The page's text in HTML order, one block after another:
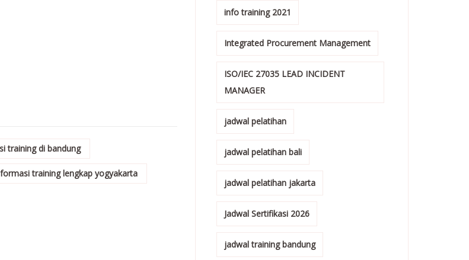
training di bandung
training lengkap yogyakarta
info training 2021
Integrated Procurement Management
ISO/IEC 27035 LEAD INCIDENT
MANAGER
jadwal pelatihan
jadwal pelatihan bali
jadwal pelatihan jakarta
Jadwal Sertifikasi 2026
jadwal training bandung